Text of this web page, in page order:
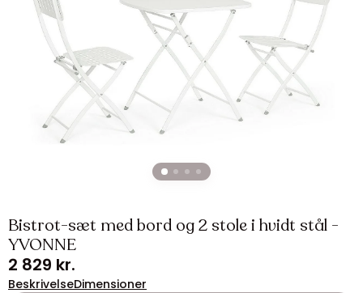
Bistrot-sæt med bord og 2 stole i hvidt stål -
YVONNE
2 829 kr.
BeskrivelseDimensioner